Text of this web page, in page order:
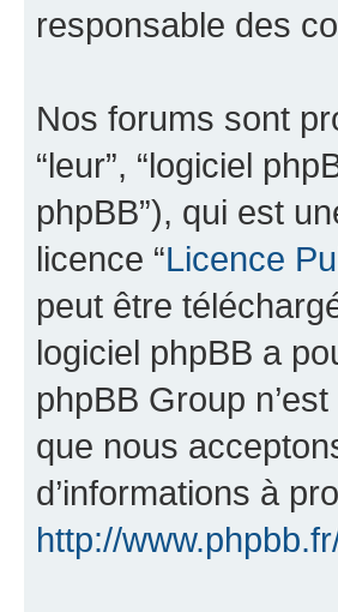
responsable des
Nos forums sont
“leur”, “logiciel
phpBB”), qui est
licence “Licence
peut être
logiciel phpBB a
phpBB Group
que nous
d’informations à
http://